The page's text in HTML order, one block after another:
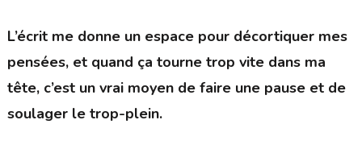
L’écrit me donne un espace pour décortiquer mes
pensées, et quand ça tourne trop vite dans ma
tête, c’est un vrai moyen de faire une pause et de
soulager le trop-plein.